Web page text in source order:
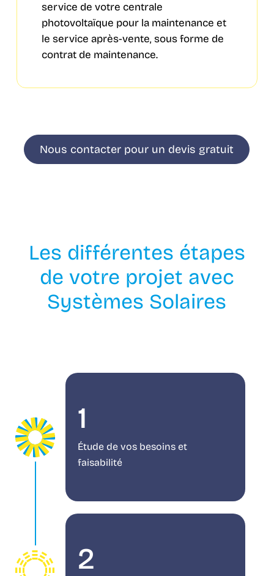
service de votre centrale
photovoltaïque pour la maintenance et
le service après-vente, sous forme de
contrat de maintenance.
Nous contacter pour un devis gratuit
Les différentes étapes
de votre projet avec
Systèmes Solaires
1
Étude de vos besoins et
faisabilité
2